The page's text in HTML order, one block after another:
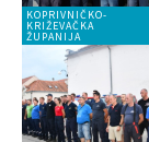
KOPRIVNIČKO-
KRIŽEVAČKA
ŽUPANIJA